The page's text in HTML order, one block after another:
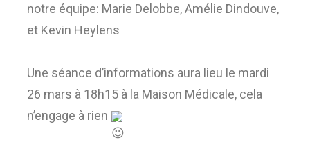
notre équipe: Marie Delobbe, Amélie Dindouve,
et Kevin Heylens
Une séance d’informations aura lieu le mardi
26 mars à 18h15 à la Maison Médicale, cela
n’engage à rien